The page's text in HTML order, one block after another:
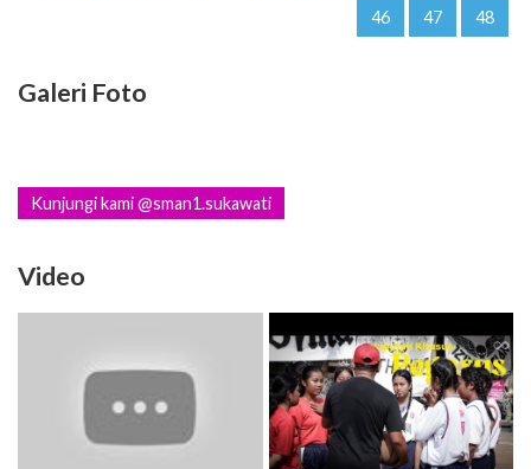
46 47 48
Galeri Foto
Kunjungi kami @sman1.sukawati
Video